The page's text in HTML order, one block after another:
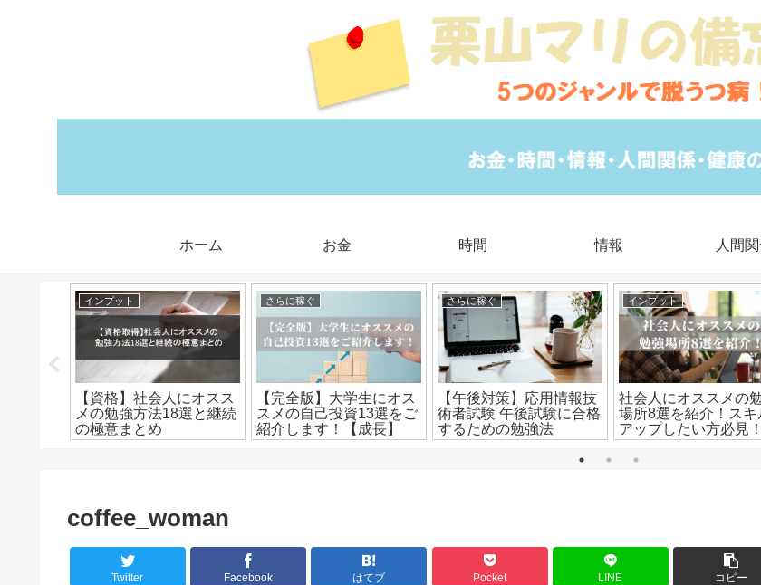
ホーム お金 時間 情報 人間
インプット
【資格】社会人にオスス
メの勉強方法18選と継続
の極意まとめ
さらに稼ぐ
【完全版】大学生にオス
スメの自己投資13選をご
紹介します！【成長】
さらに稼ぐ
【午後対策】応用情報技
術者試験 午後試験に合格
するための勉強法
インプット
社会人にオススメの
場所8選を紹介！スキ
アップしたい方必見！
coffee_woman
Twitter Facebook はてブ Pocket LINE コピー